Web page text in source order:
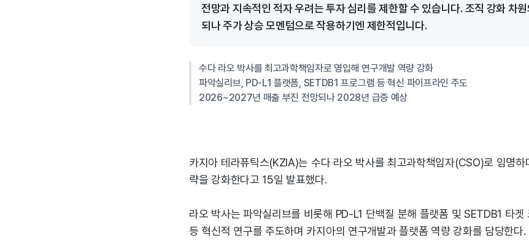
전망과 지속적인 적자 우려는 투자 심리를 제한할 수 있습니다. 조직 강화 차
되나 주가 상승 모멘텀으로 작용하기엔 제한적입니다.
수다 라오 박사를 최고과학책임자로 영입해 연구개발 역량 강화
파악실리브, PD-L1 플랫폼, SETDB1 프로그램 등 혁신 파이프라인 주도
2026~2027년 매출 부진 전망되나 2028년 급증 예상
카지아 테라퓨틱스(KZIA)는 수다 라오 박사를 최고과학책임자(CSO)로 임명하
략을 강화한다고 15일 발표했다.
라오 박사는 파악실리브를 비롯해 PD-L1 단백질 분해 플랫폼 및 SETDB1 타겟
등 혁신적 연구를 주도하며 카지아의 연구개발과 플랫폼 역량 강화를 담당한다